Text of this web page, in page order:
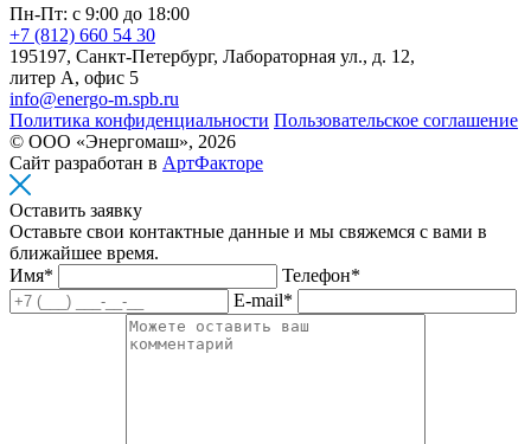
Пн-Пт: с 9:00 до 18:00
+7 (812) 660 54 30
195197, Санкт-Петербург, Лабораторная ул., д. 12,
литер А, офис 5
info@energo-m.spb.ru
Политика конфиденциальности Пользовательское соглашение
© ООО «Энергомаш», 2026
Сайт разработан в АртФакторе
Оставить заявку
Оставьте свои контактные данные и мы свяжемся с вами в
ближайшее время.
Имя*
Телефон*
E-mail*